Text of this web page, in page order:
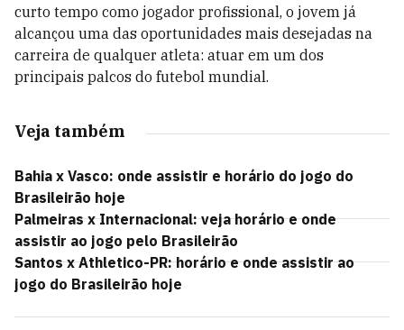
curto tempo como jogador profissional, o jovem já
alcançou uma das oportunidades mais desejadas na
carreira de qualquer atleta: atuar em um dos
principais palcos do futebol mundial.
Veja também
Bahia x Vasco: onde assistir e horário do jogo do
Brasileirão hoje
Palmeiras x Internacional: veja horário e onde
assistir ao jogo pelo Brasileirão
Santos x Athletico-PR: horário e onde assistir ao
jogo do Brasileirão hoje